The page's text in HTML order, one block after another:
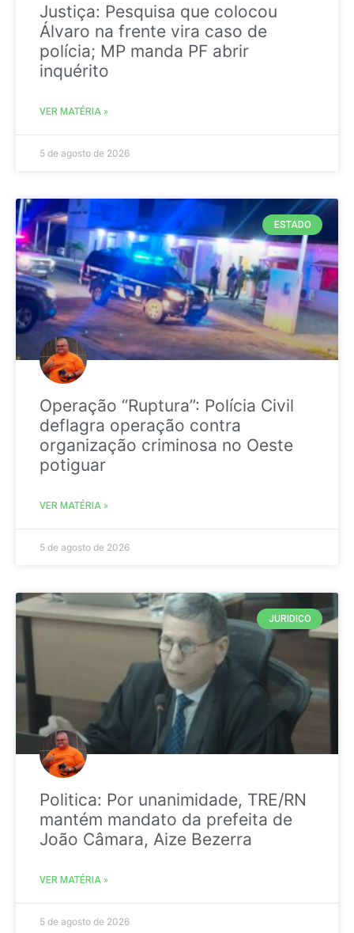
Justiça: Pesquisa que colocou
Álvaro na frente vira caso de
polícia; MP manda PF abrir
inquérito
VER MATÉRIA »
5 de agosto de 2026
ESTADO
Operação “Ruptura”: Polícia Civil
deflagra operação contra
organização criminosa no Oeste
potiguar
VER MATÉRIA »
5 de agosto de 2026
JURIDICO
Politica: Por unanimidade, TRE/RN
mantém mandato da prefeita de
João Câmara, Aize Bezerra
VER MATÉRIA »
5 de agosto de 2026